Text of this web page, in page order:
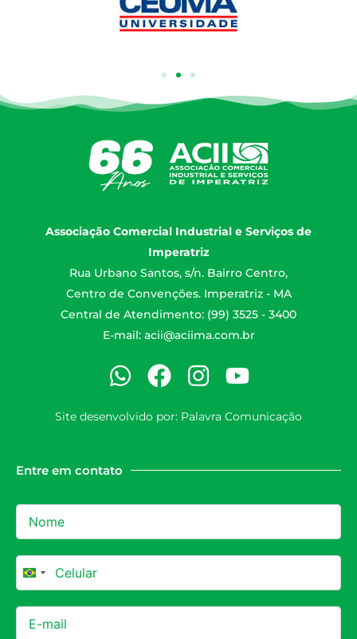
Associação Comercial Industrial e Serviços de
Imperatriz
Rua Urbano Santos, s/n. Bairro Centro,
Centro de Convenções. Imperatriz - MA
Central de Atendimento: (99) 3525 - 3400
E-mail: acii@aciima.com.br
Site desenvolvido por: Palavra Comunicação
Entre em contato
Brazil +55